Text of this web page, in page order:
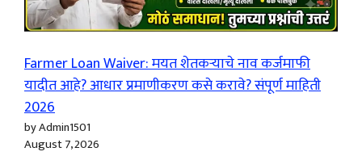
Farmer Loan Waiver: मयत शेतकऱ्याचे नाव कर्जमाफी
यादीत आहे? आधार प्रमाणीकरण कसे करावे? संपूर्ण माहिती
2026
by Admin1501
August 7, 2026